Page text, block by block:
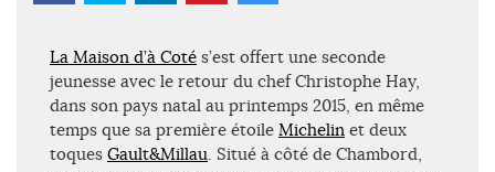
La Maison d’à Coté s’est offert une seconde
jeunesse avec le retour du chef Christophe Hay,
dans son pays natal au printemps 2015, en même
temps que sa première étoile Michelin et deux
toques Gault&Millau . Situé à côté de Chambord,